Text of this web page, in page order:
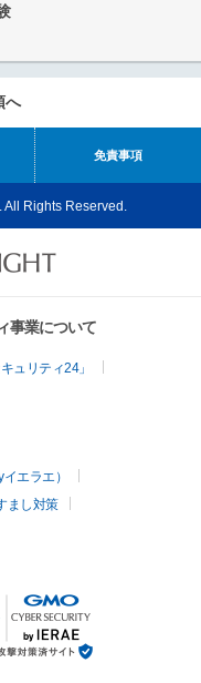
へ
免責事項
Rights Reserved.
事業について
ュリティ24」
エラエ）
まし対策